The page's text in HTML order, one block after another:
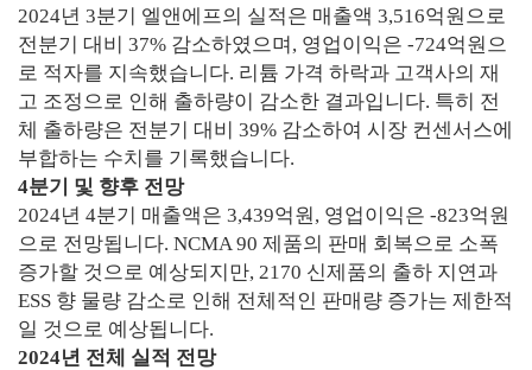
2024년 3분기 엘앤에프의 실적은 매출액 3,516억원으로
전분기 대비 37% 감소하였으며, 영업이익은 -724억원으
로 적자를 지속했습니다. 리튬 가격 하락과 고객사의 재
고 조정으로 인해 출하량이 감소한 결과입니다. 특히 전
체 출하량은 전분기 대비 39% 감소하여 시장 컨센서스에
부합하는 수치를 기록했습니다.
4분기 및 향후 전망
2024년 4분기 매출액은 3,439억원, 영업이익은 -823억원
으로 전망됩니다. NCMA 90 제품의 판매 회복으로 소폭
증가할 것으로 예상되지만, 2170 신제품의 출하 지연과
ESS 향 물량 감소로 인해 전체적인 판매량 증가는 제한적
일 것으로 예상됩니다.
2024년 전체 실적 전망